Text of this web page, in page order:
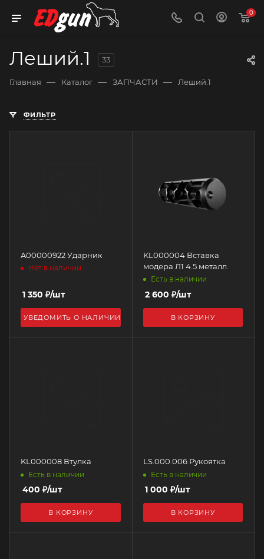
0
Леший.1 33
Главная — Каталог — ЗАПЧАСТИ — Леший.1
ФИЛЬТР
A00000922 Ударник
Нет в наличии
1 350 ₽/шт
УВЕДОМИТЬ О НАЛИЧИИ
KL000004 Вставка
модера Л1 4.5 металл.
Есть в наличии
2 600 ₽/шт
В КОРЗИНУ
KL000008 Втулка
Есть в наличии
400 ₽/шт
В КОРЗИНУ
LS.000.006 Рукоятка
Есть в наличии
1 000 ₽/шт
В КОРЗИНУ